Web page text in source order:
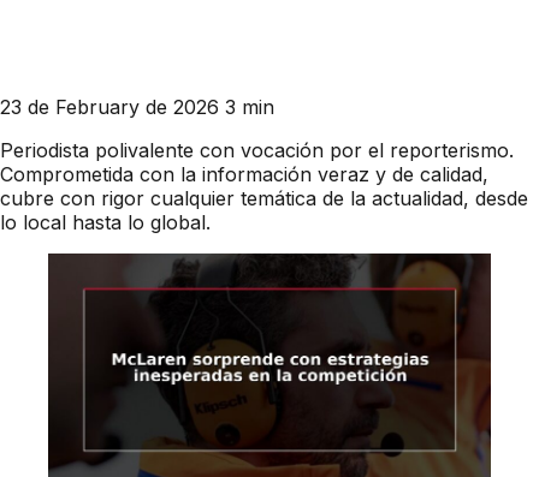
23 de February de 2026 3 min
Periodista polivalente con vocación por el reporterismo.
Comprometida con la información veraz y de calidad,
cubre con rigor cualquier temática de la actualidad, desde
lo local hasta lo global.